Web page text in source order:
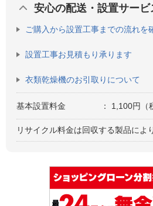
安心の配送・設置サービ
ご購入から設置工事までの流れを
設置工事お見積もり承ります
衣類乾燥機のお引取りについて
基本設置料金 ： 1,100円（
リサイクル料金は回収する製品によ